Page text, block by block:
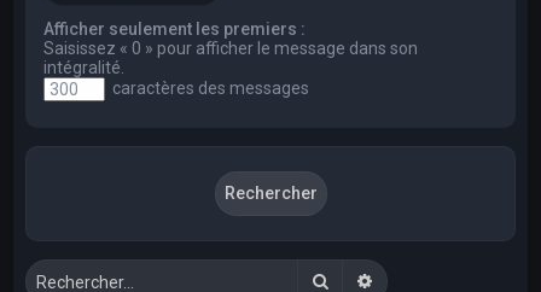
Afficher seulement les premiers :
Saisissez « 0 » pour afficher le message dans son
intégralité.
caractères des messages
RechercherRecherche avancée